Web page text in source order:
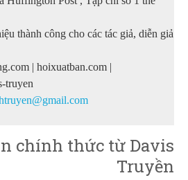
thành công cho các tác giả, diễn giả
| hoixuatban.com |
truyen
chính thức từ Davis
Truyền